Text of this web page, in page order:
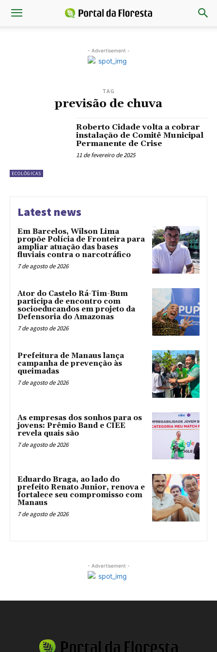
- Advertisement -
TAG
previsão de chuva
ECOLÓGICAS
Roberto Cidade volta a cobrar
instalação de Comitê Municipal
Permanente de Crise
11 de fevereiro de 2025
Latest news
Em Barcelos, Wilson Lima
propõe Polícia de Fronteira para
ampliar atuação das bases
fluviais contra o narcotráfico
7 de agosto de 2026
Ator do Castelo Rá-Tim-Bum
participa de encontro com
socioeducandos em projeto da
Defensoria do Amazonas
7 de agosto de 2026
Prefeitura de Manaus lança
campanha de prevenção às
queimadas
7 de agosto de 2026
As empresas dos sonhos para os
jovens: Prêmio Band e CIEE
revela quais são
7 de agosto de 2026
Eduardo Braga, ao lado do
prefeito Renato Junior, renova e
fortalece seu compromisso com
Manaus
7 de agosto de 2026
- Advertisement -